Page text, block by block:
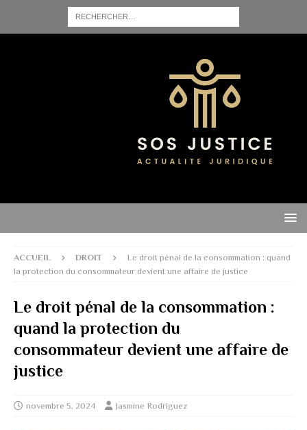
ACCUEIL DROIT
Le droit pénal de la consommation : quand
la protection du consommateur devient une affaire de justice
Le droit pénal de la consommation :
quand la protection du
consommateur devient une affaire de
justice
novembre 5, 2024 Jasmine Rodriguez